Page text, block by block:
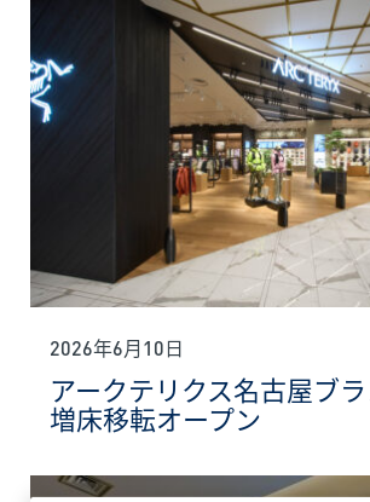
2026年6月10日
アークテリクス名古屋ブ
増床移転オープン